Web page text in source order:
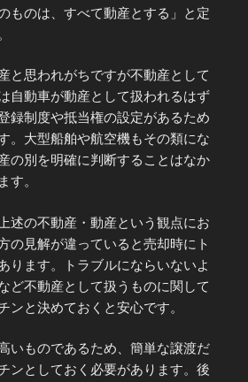
ものは、すべて動産とする」と定
と思われがちですが不動産として
自動車が動産として扱われるはず
録制度や抵当権の設定があるため
。大型船舶や航空機もその類にな
の別を明確に判断することはなか
す。
述の不動産・動産という観点にお
の見解が違っていると売却時にト
ります。トラブルにならいないよ
ど不動産として扱うものに関して
ンと決めておくと安心です。
いものであるため、簡単な譲渡だ
ンとしておく必要があります。後